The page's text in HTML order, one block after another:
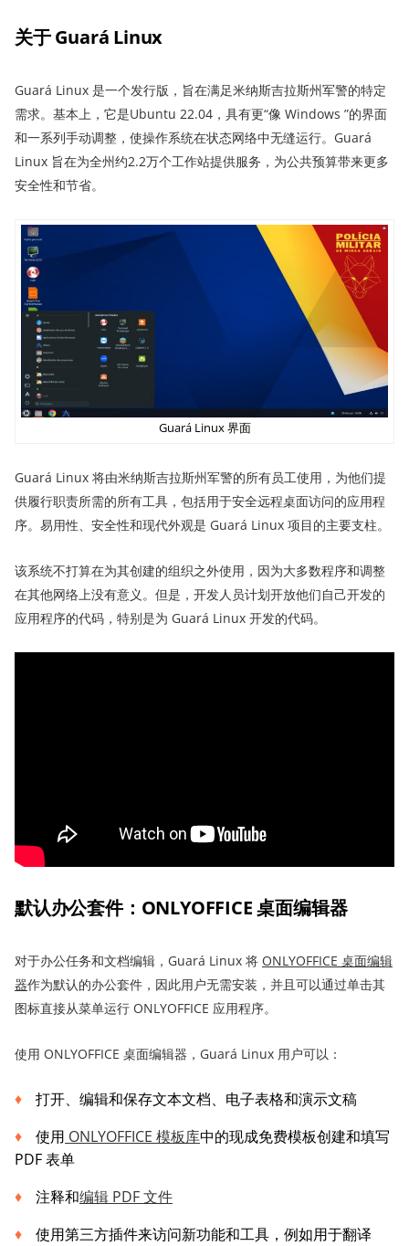
关于 Guará Linux
Guará Linux 是一个发行版，旨在满足米纳斯吉拉斯州军警的特定
需求。基本上，它是Ubuntu 22.04，具有更“像 Windows ”的界面
和一系列手动调整，使操作系统在状态网络中无缝运行。Guará
Linux 旨在为全州约2.2万个工作站提供服务，为公共预算带来更多
安全性和节省。
Guará Linux 界面
Guará Linux 将由米纳斯吉拉斯州军警的所有员工使用，为他们提
供履行职责所需的所有工具，包括用于安全远程桌面访问的应用程
序。易用性、安全性和现代外观是 Guará Linux 项目的主要支柱。
该系统不打算在为其创建的组织之外使用，因为大多数程序和调整
在其他网络上没有意义。但是，开发人员计划开放他们自己开发的
应用程序的代码，特别是为 Guará Linux 开发的代码。
默认办公套件： ONLYOFFICE 桌面编辑器
对于办公任务和文档编辑，Guará Linux 将 ONLYOFFICE 桌面编辑
器作为默认的办公套件，因此用户无需安装，并且可以通过单击其
图标直接从菜单运行 ONLYOFFICE 应用程序。
使用 ONLYOFFICE 桌面编辑器，Guará Linux 用户可以：
打开、编辑和保存文本文档、电子表格和演示文稿
使用 ONLYOFFICE 模板库中的现成免费模板创建和填写
PDF 表单
注释和编辑 PDF 文件
使用第三方插件来访问新功能和工具，例如用于翻译